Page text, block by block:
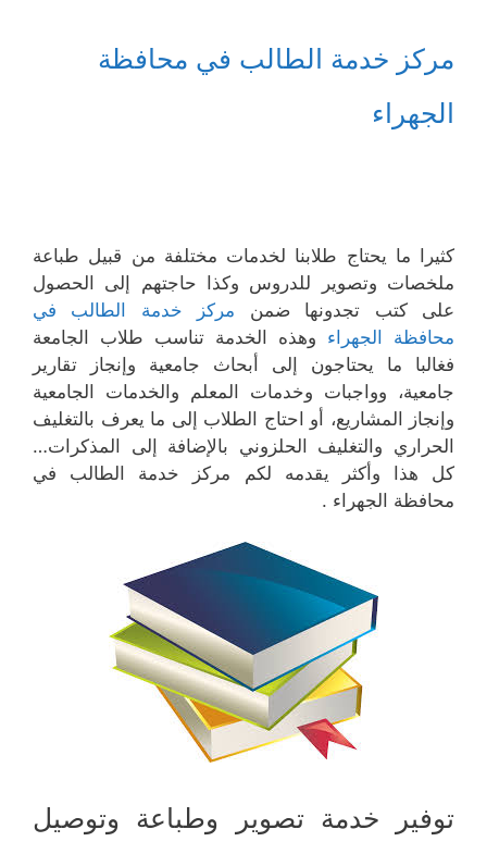
مركز خدمة الطالب في محافظة
الجهراء
كثيرا ما يحتاج طلابنا لخدمات مختلفة من قبيل طباعة
ملخصات وتصوير للدروس وكذا حاجتهم إلى الحصول
على كتب تجدونها ضمن مركز خدمة الطالب في
محافظة الجهراء وهذه الخدمة تناسب طلاب الجامعة
فغالبا ما يحتاجون إلى أبحاث جامعية وإنجاز تقارير
جامعية، وواجبات وخدمات المعلم والخدمات الجامعية
وإنجاز المشاريع، أو احتاج الطلاب إلى ما يعرف بالتغليف
الحراري والتغليف الحلزوني بالإضافة إلى المذكرات…
كل هذا وأكثر يقدمه لكم مركز خدمة الطالب في
محافظة الجهراء .
توفير خدمة تصوير وطباعة وتوصيل